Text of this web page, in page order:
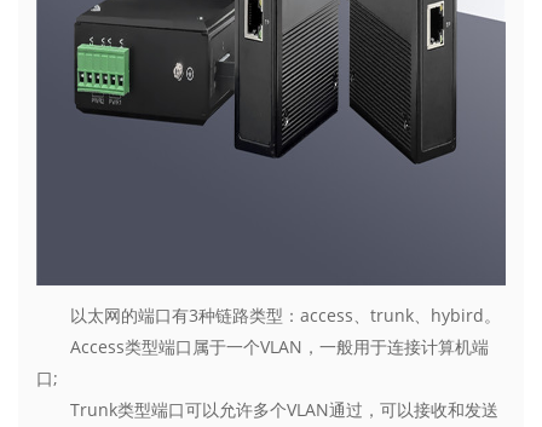
以太网的端口有3种链路类型：access、trunk、hybird。
Access类型端口属于一个VLAN，一般用于连接计算机端
口;
Trunk类型端口可以允许多个VLAN通过，可以接收和发送